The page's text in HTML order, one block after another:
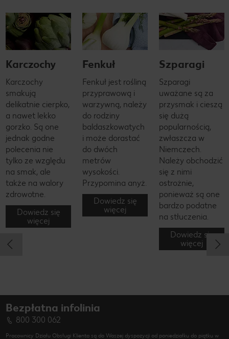
Karczochy
Karczochy
smakują
delikatnie cierpko,
a nawet lekko
gorzko. Są one
jednak godne
polecenia nie
tylko ze względu
na smak, ale
także na walory
zdrowotne.
Dowiedz się
więcej
Fenkuł
Fenkuł jest rośliną
przyprawową i
warzywną, należy
do rodziny
baldaszkowatych
i może dorastać
do dwóch
metrów
wysokości.
Przypomina anyż.
Dowiedz się
więcej
Szparagi
Szparagi
uważane są za
przysmak i cieszą
się dużą
popularnością,
zwłaszcza w
Niemczech.
Należy obchodzić
się z nimi
ostrożnie,
ponieważ są one
bardzo podatne
na stłuczenia.
Dowiedz się
więcej
Bezpłatna infolinia
800 300 062
Pracownicy Działu Obsługi Klienta są do Waszej dyspozycji od poniedziałku do piątku w